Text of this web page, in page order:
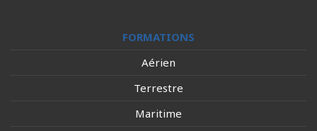
FORMATIONS
Aérien
Terrestre
Maritime